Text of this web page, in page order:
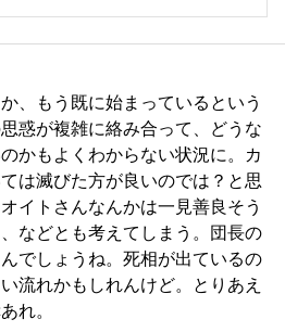
、もう既に始まっているという
惑が複雑に絡み合って、どうな
かもよくわからない状況に。カ
は滅びた方が良いのでは？と思
イトさんなんかは一見善良そう
などとも考えてしまう。団長の
でしょうね。死相が出ているの
流れかもしれんけど。とりあえ
れ。